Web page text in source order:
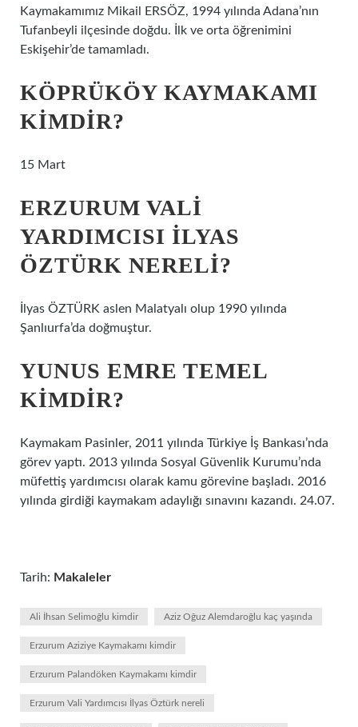
Kaymakamımız Mikail ERSÖZ, 1994 yılında Adana’nın
Tufanbeyli ilçesinde doğdu. İlk ve orta öğrenimini
Eskişehir’de tamamladı.
KÖPRÜKÖY KAYMAKAMI
KIMDIR?
15 Mart
ERZURUM VALI
YARDIMCISI İLYAS
ÖZTÜRK NERELI?
İlyas ÖZTÜRK aslen Malatyalı olup 1990 yılında
Şanlıurfa’da doğmuştur.
YUNUS EMRE TEMEL
KIMDIR?
Kaymakam Pasinler, 2011 yılında Türkiye İş Bankası’nda
görev yaptı. 2013 yılında Sosyal Güvenlik Kurumu’nda
müfettiş yardımcısı olarak kamu görevine başladı. 2016
yılında girdiği kaymakam adaylığı sınavını kazandı. 24.07.
Tarih: Makaleler
Ali İhsan Selimoğlu kimdir Aziz Oğuz Alemdaroğlu kaç yaşında
Erzurum Aziziye Kaymakamı kimdir
Erzurum Palandöken Kaymakamı kimdir
Erzurum Vali Yardımcısı İlyas Öztürk nereli